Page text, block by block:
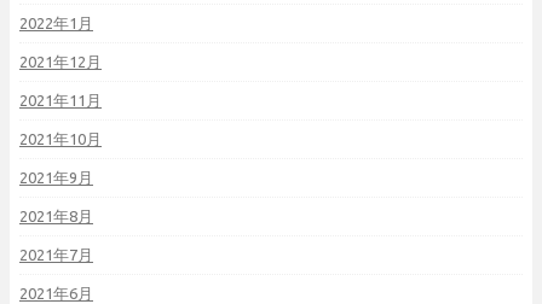
2022年1月
2021年12月
2021年11月
2021年10月
2021年9月
2021年8月
2021年7月
2021年6月